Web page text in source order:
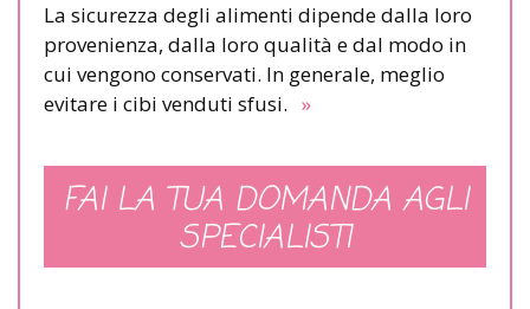
La sicurezza degli alimenti dipende dalla loro
provenienza, dalla loro qualità e dal modo in
cui vengono conservati. In generale, meglio
evitare i cibi venduti sfusi. »
FAI LA TUA DOMANDA AGLI
SPECIALISTI